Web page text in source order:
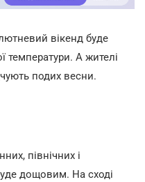
вікенд буде
А жителі
подих весни.
північних і
дощовим. На сході